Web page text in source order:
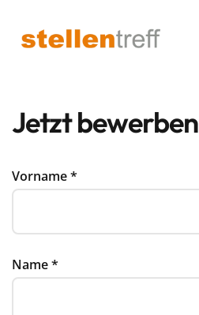
Jetzt bewerben
Vorname*
Name*